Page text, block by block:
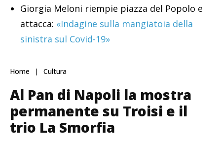
Giorgia Meloni riempie piazza del Popolo e
attacca: «Indagine sulla mangiatoia della
sinistra sul Covid-19»
Home Cultura
Al Pan di Napoli la mostra
permanente su Troisi e il
trio La Smorfia